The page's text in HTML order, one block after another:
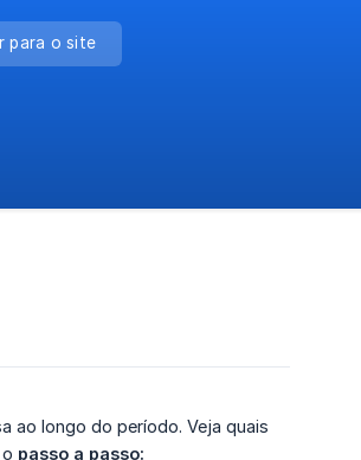
Ir para o site
ao longo do período. Veja quais
passo a passo: